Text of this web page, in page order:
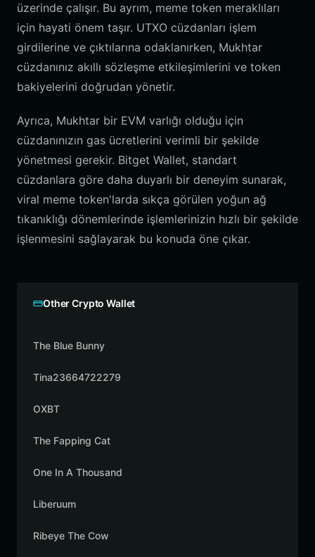
üzerinde çalışır. Bu ayrım, meme token meraklıları
için hayati önem taşır. UTXO cüzdanları işlem
girdilerine ve çıktılarına odaklanırken, Mukhtar
cüzdanınız akıllı sözleşme etkileşimlerini ve token
bakiyelerini doğrudan yönetir.
Ayrıca, Mukhtar bir EVM varlığı olduğu için
cüzdanınızın gas ücretlerini verimli bir şekilde
yönetmesi gerekir. Bitget Wallet, standart
cüzdanlara göre daha duyarlı bir deneyim sunarak,
viral meme token'larda sıkça görülen yoğun ağ
tıkanıklığı dönemlerinde işlemlerinizin hızlı bir şekilde
işlenmesini sağlayarak bu konuda öne çıkar.
Other Crypto Wallet
The Blue Bunny
Tina23664722279
OXBT
The Fapping Cat
One In A Thousand
Liberuum
Ribeye The Cow